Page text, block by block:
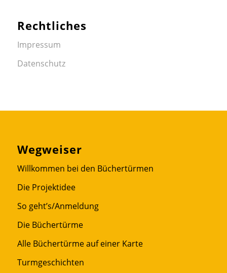
Rechtliches
Impressum
Datenschutz
Wegweiser
Willkommen bei den Büchertürmen
Die Projektidee
So geht’s/Anmeldung
Die Büchertürme
Alle Büchertürme auf einer Karte
Turmgeschichten